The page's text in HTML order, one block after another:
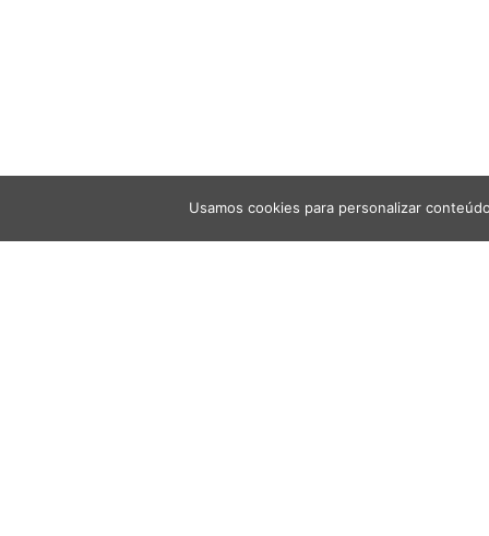
Usamos cookies para personalizar